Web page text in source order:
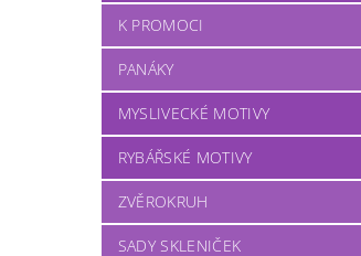
K PROMOCI
PANÁKY
MYSLIVECKÉ MOTIVY
RYBÁŘSKÉ MOTIVY
ZVĚROKRUH
SADY SKLENIČEK